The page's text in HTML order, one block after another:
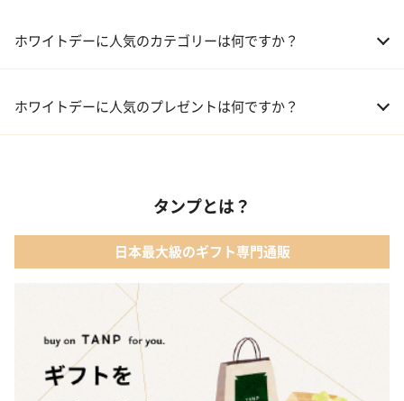
ホワイトデーに人気のカテゴリーは何ですか？
02 メイクアップ
04 コフレ・限定セット商品
05 レディースアクセサリー
ホワイトデーに人気のプレゼントは何ですか？
03 WEEKBOOK【温泉を超えた入浴剤】
04 テディベア&誕生石オープンハート
05【名入れギフト】toilette(トワレ)
タンプとは？
日本最大級のギフト専門通販